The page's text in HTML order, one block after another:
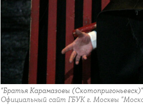
"Братья Карамазовы
Официальный сайт ГБУК г. Москвы